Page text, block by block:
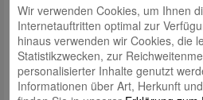
Sparkassen-Card mit V-Pay kommt
In der WESPA werden wir ab
Sparkassen-Cards mit V-PAY beginnen
Bezahlsystem von VISA umsteigen.
Was ändert sich damit konkret für die
Wir verwenden Cookies, um Ihnen
Internetauftritten optimal zur
hinaus verwenden wir Cookies, die
Statistikzwecken, zur
personalisierter Inhalte genutzt
Informationen über Art, Herkunft